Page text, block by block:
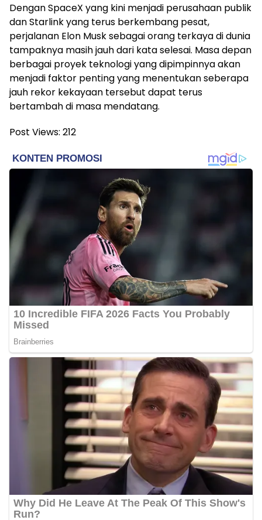
Dengan SpaceX yang kini menjadi perusahaan publik
dan Starlink yang terus berkembang pesat,
perjalanan Elon Musk sebagai orang terkaya di dunia
tampaknya masih jauh dari kata selesai. Masa depan
berbagai proyek teknologi yang dipimpinnya akan
menjadi faktor penting yang menentukan seberapa
jauh rekor kekayaan tersebut dapat terus
bertambah di masa mendatang.
Post Views: 212